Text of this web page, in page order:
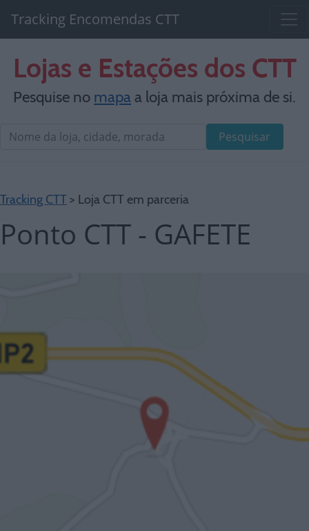
Tracking Encomendas CTT
Lojas e Estações dos CTT
Pesquise no mapaa loja mais próxima de si.
Pesquisar
Tracking CTT > Loja CTT em parceria
Ponto CTT - GAFETE